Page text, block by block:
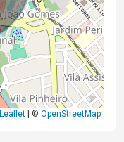
Leaflet © OpenStreetMap